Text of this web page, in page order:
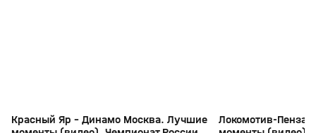
Красный Яр - Динамо Москва. Лучшие
Локомотив-Пенза